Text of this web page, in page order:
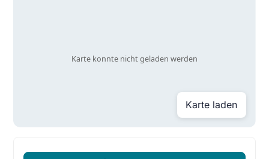
Karte laden